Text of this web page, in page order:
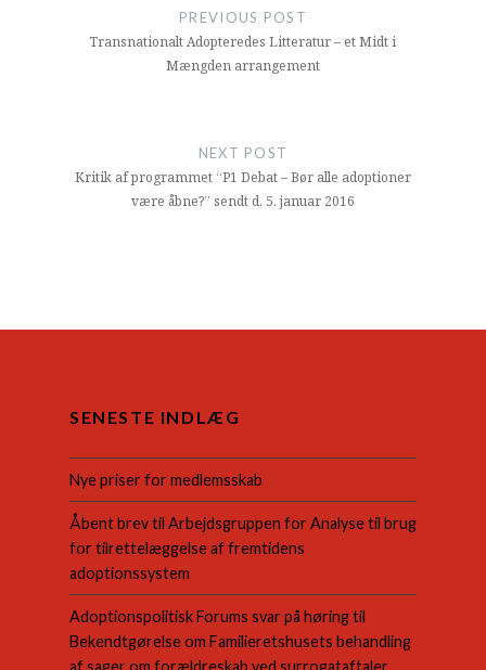
PREVIOUS POST
Transnationalt Adopteredes Litteratur – et Midt i
Mængden arrangement
NEXT POST
Kritik af programmet “P1 Debat – Bør alle adoptioner
være åbne?” sendt d. 5. januar 2016
SENESTE INDLÆG
Nye priser for medlemsskab
Åbent brev til Arbejdsgruppen for Analyse til brug
for tilrettelæggelse af fremtidens
adoptionssystem
Adoptionspolitisk Forums svar på høring til
Bekendtgørelse om Familieretshusets behandling
af sager om forældreskab ved surrogataftaler